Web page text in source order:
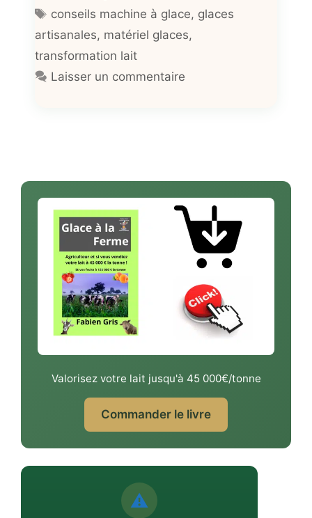
Étiquettes
conseils machine à glace, glaces
artisanales, matériel glaces,
transformation lait
Laisser un commentaire
Valorisez votre lait jusqu'à 45 000€/tonne
Commander le livre
⚠️